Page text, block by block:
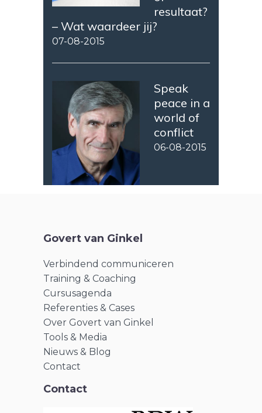
resultaat?
– Wat waardeer jij?
07-08-2015
Speak
peace in a
world of
conflict
06-08-2015
Govert van Ginkel
Verbindend communiceren
Training & Coaching
Cursusagenda
Referenties & Cases
Over Govert van Ginkel
Tools & Media
Nieuws & Blog
Contact
Contact